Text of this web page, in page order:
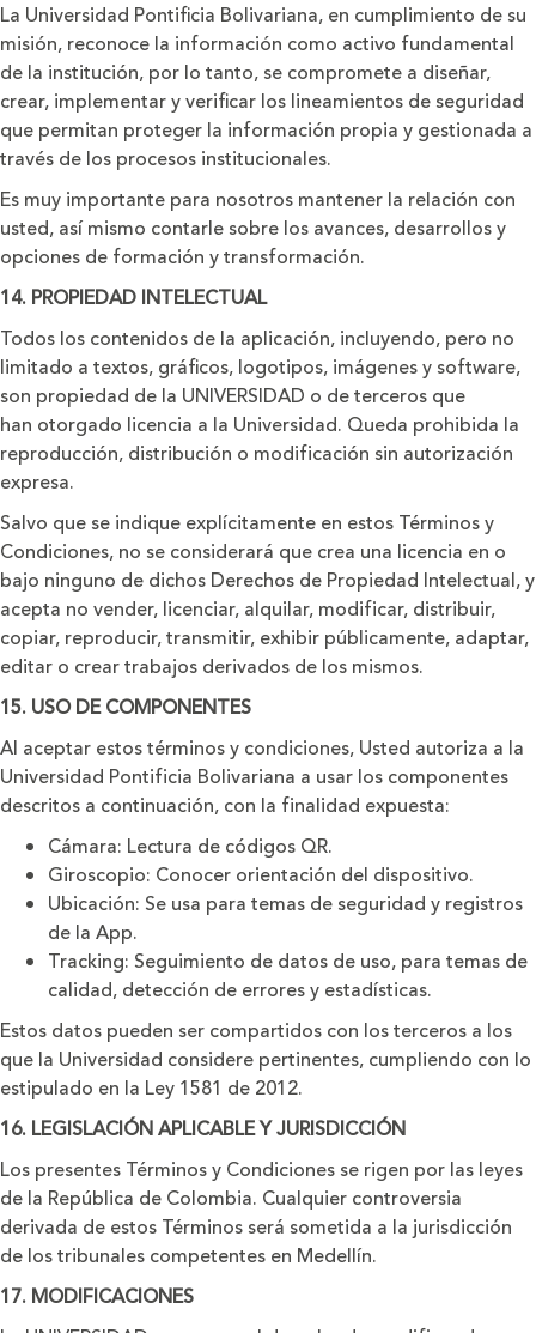
La Universidad Pontiﬁcia Bolivariana, en cumplimiento de su
misión, reconoce la información como activo fundamental
de la institución, por lo tanto, se compromete a diseñar,
crear, implementar y veriﬁcar los lineamientos de seguridad
que permitan proteger la información propia y gestionada a
través de los procesos institucionales.
Es muy importante para nosotros mantener la relación con
usted, así mismo contarle sobre los avances, desarrollos y
opciones de formación y transformación.
14. PROPIEDAD INTELECTUAL
Todos los contenidos de la aplicación, incluyendo, pero no
limitado a textos, gráﬁcos, logotipos, imágenes y software,
son propiedad de la UNIVERSIDAD o de terceros que
han otorgado licencia a la Universidad. Queda prohibida la
reproducción, distribución o modificación sin autorización
expresa.
Salvo que se indique explícitamente en estos Términos y
Condiciones, no se considerará que crea una licencia en o
bajo ninguno de dichos Derechos de Propiedad Intelectual, y
acepta no vender, licenciar, alquilar, modificar, distribuir,
copiar, reproducir, transmitir, exhibir públicamente, adaptar,
editar o crear trabajos derivados de los mismos.
15. USO DE COMPONENTES
Al aceptar estos términos y condiciones, Usted autoriza a la
Universidad Pontificia Bolivariana a usar los componentes
descritos a continuación, con la finalidad expuesta:
Cámara: Lectura de códigos QR.
Giroscopio: Conocer orientación del dispositivo.
Ubicación: Se usa para temas de seguridad y registros
de la App.
Tracking: Seguimiento de datos de uso, para temas de
calidad, detección de errores y estadísticas.
Estos datos pueden ser compartidos con los terceros a los
que la Universidad considere pertinentes, cumpliendo con lo
estipulado en la Ley 1581 de 2012.
16. LEGISLACIÓN APLICABLE Y JURISDICCIÓN
Los presentes Términos y Condiciones se rigen por las leyes
de la República de Colombia. Cualquier controversia
derivada de estos Términos será sometida a la jurisdicción
de los tribunales competentes en Medellín.
17. MODIFICACIONES